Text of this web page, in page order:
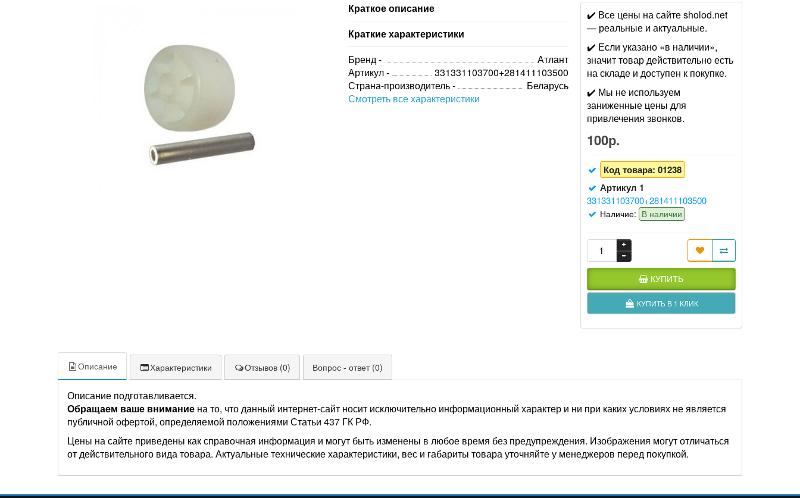
Краткое описание
Краткие характеристики
Бренд -
Атлант
Артикул -
331331103700+281411103500
Страна-производитель -
Беларусь
Смотреть все характеристики
✔️ Все цены на сайте sholod.net
— реальные и актуальные.
✔️ Если указано «в наличии»,
значит товар действительно есть
на складе и доступен к покупке.
✔️ Мы не используем
заниженные цены для
привлечения звонков.
100р.
Код товара: 01238
Артикул 1
331331103700+281411103500
Наличие: В наличии
КУПИТЬ
КУПИТЬ В 1 КЛИК
Описание Характеристики Отзывов (0) Вопрос - ответ (0)
Описание подготавливается.
Обращаем ваше внимание на то, что данный интернет-сайт носит исключительно информационный характер и ни при каких условиях не является
публичной офертой, определяемой положениями Статьи 437 ГК РФ.
Цены на сайте приведены как справочная информация и могут быть изменены в любое время без предупреждения. Изображения могут отличаться
от действительного вида товара. Актуальные технические характеристики, вес и габариты товара уточняйте у менеджеров перед покупкой.